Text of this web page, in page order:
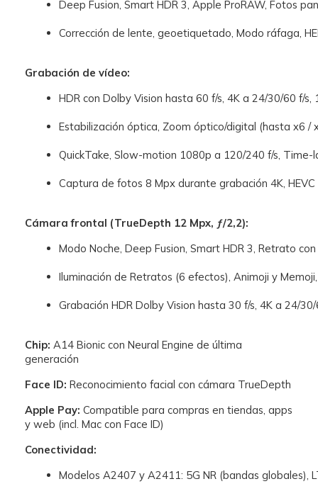
Deep Fusion, Smart HDR 3, Apple ProRAW, Fotos
Corrección de lente, geoetiquetado, Modo ráfaga,
Grabación de vídeo:
HDR con Dolby Vision hasta 60 f/s, 4K a 24/30/60 f/
Estabilización óptica, Zoom óptico/digital (hasta x6 /
QuickTake, Slow-motion 1080p a 120/240 f/s, Time-
Captura de fotos 8 Mpx durante grabación 4K,
Cámara frontal (TrueDepth 12 Mpx, ƒ/2,2):
Modo Noche, Deep Fusion, Smart HDR 3, Retrato
Iluminación de Retratos (6 efectos), Animoji y
Grabación HDR Dolby Vision hasta 30 f/s, 4K a 24/
Chip: A14 Bionic con Neural Engine de última
generación
Face ID: Reconocimiento facial con cámara TrueDepth
Apple Pay: Compatible para compras en tiendas, apps
y web (incl. Mac con Face ID)
Conectividad:
Modelos A2407 y A2411: 5G NR (bandas globales),